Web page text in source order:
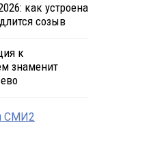
как устроена
созыв
к
знаменит
СМИ2